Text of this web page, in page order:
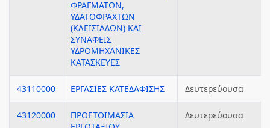
ΦΡΑΓΜΑΤΩΝ,
ΥΔΑΤΟΦΡΑΧΤΩΝ
(ΚΛΕΙΣΙΑΔΩΝ) ΚΑΙ
ΣΥΝΑΦΕΙΣ
ΥΔΡΟΜΗΧΑΝΙΚΕΣ
ΚΑΤΑΣΚΕΥΕΣ
43110000 ΕΡΓΑΣΙΕΣ ΚΑΤΕΔΑΦΙΣΗΣ Δευτερεύουσα
43120000
ΠΡΟΕΤΟΙΜΑΣΙΑ
Δευτερεύουσα